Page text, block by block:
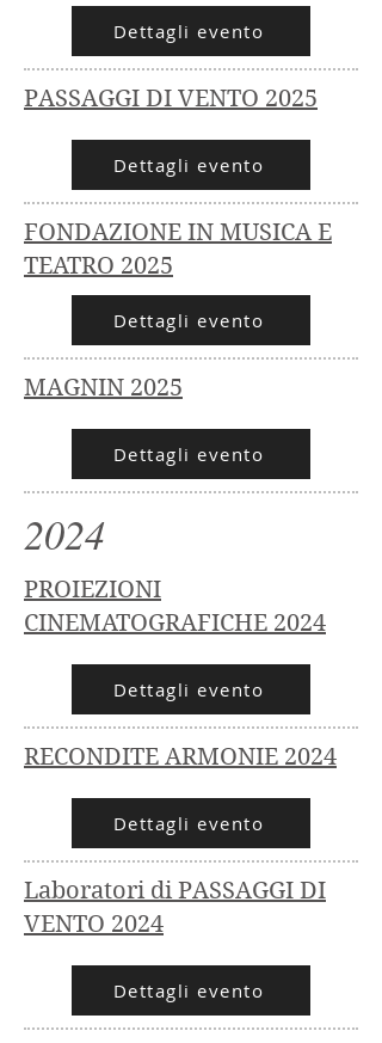
Dettagli evento
PASSAGGI DI VENTO 2025
Dettagli evento
FONDAZIONE IN MUSICA E
TEATRO 2025
Dettagli evento
MAGNIN 2025
Dettagli evento
2024
PROIEZIONI
CINEMATOGRAFICHE 2024
Dettagli evento
RECONDITE ARMONIE 2024
Dettagli evento
Laboratori di PASSAGGI DI
VENTO 2024
Dettagli evento